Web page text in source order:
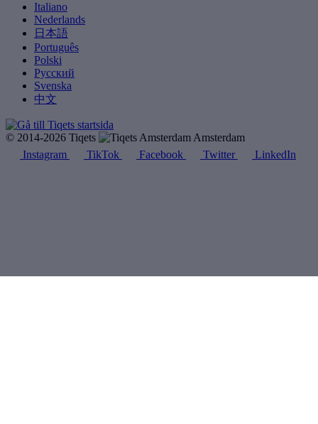
Italiano
Nederlands
日本語
Português
Polski
Русский
Svenska
中文
© 2014-2026 Tiqets
Amsterdam
Instagram
TikTok Facebook Twitter LinkedIn